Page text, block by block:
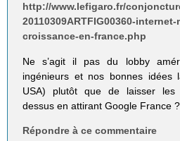
http://www.lefigaro.fr/
20110309ARTFIG00360-
croissance-en-france.php
Ne s’agit il pas du lobby
ingénieurs et nos bonnes idées
USA) plutôt que de laisser les
dessus en attirant Google France ?
Répondre à ce commentaire